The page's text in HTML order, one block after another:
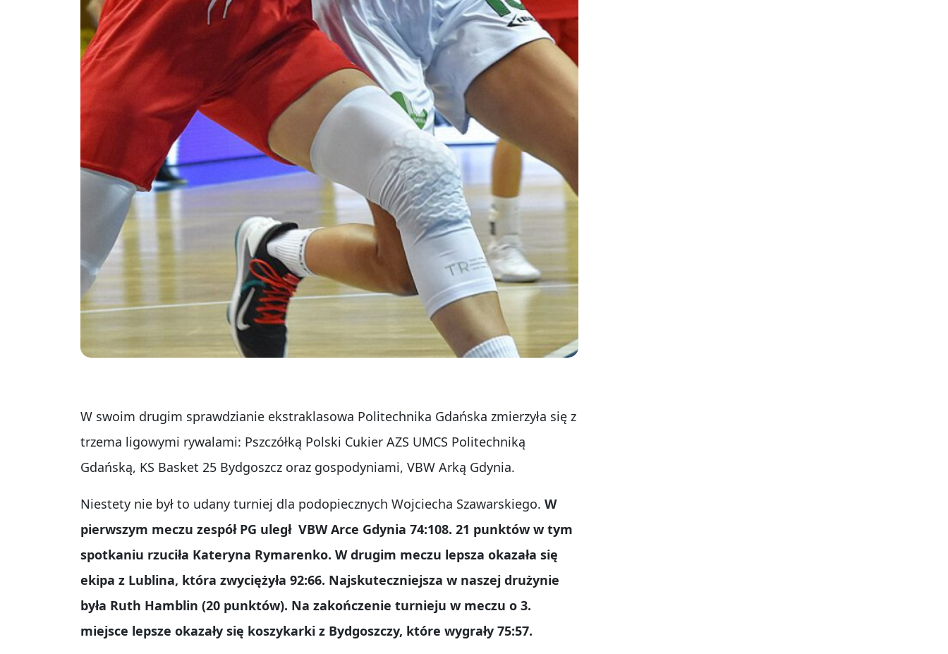
W swoim drugim sprawdzianie ekstraklasowa Politechnika Gdańska zmierzyła się z
trzema ligowymi rywalami: Pszczółką Polski Cukier AZS UMCS Politechniką
Gdańską, KS Basket 25 Bydgoszcz oraz gospodyniami, VBW Arką Gdynia.
Niestety nie był to udany turniej dla podopiecznych Wojciecha Szawarskiego. W
pierwszym meczu zespół PG uległ VBW Arce Gdynia 74:108. 21 punktów w tym
spotkaniu rzuciła Kateryna Rymarenko. W drugim meczu lepsza okazała się
ekipa z Lublina, która zwyciężyła 92:66. Najskuteczniejsza w naszej drużynie
była Ruth Hamblin (20 punktów). Na zakończenie turnieju w meczu o 3.
miejsce lepsze okazały się koszykarki z Bydgoszczy, które wygrały 75:57.